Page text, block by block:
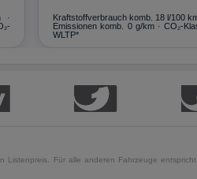
·
Kraftstoffverbrauch komb. 18 l/100
Emissionen komb. 0 g/km · CO₂-
WLTP*
Für alle anderen Fahrzeuge